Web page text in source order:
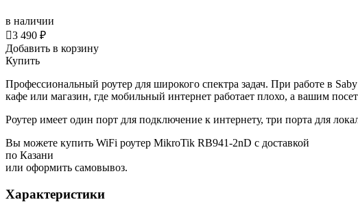
в наличии
3 490 ₽
Добавить в корзину
Купить
Профессиональный роутер для широкого спектра задач. При работе в
кафе или магазин, где мобильный интернет работает плохо, а вашим
Роутер имеет один порт для подключение к интернету, три порта для
Вы можете купить WiFi роутер MikroTik RB941-2nD с доставкой
по Казани
или оформить самовывоз.
Характеристики